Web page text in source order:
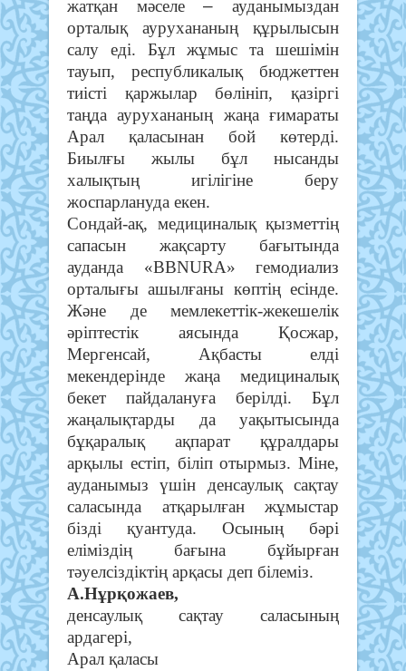
жатқан мәселе–ауданымыздан
орталық аурухананың құрылысын
салу еді. Бұл жұмыс та шешімін
тауып, республикалық бюджеттен
тиісті қаржылар бөлініп, қазіргі
таңда аурухананың жаңа ғимараты
Арал қаласынан бой көтерді.
Биылғы жылы бұл нысанды
халықтың игілігіне беру
жоспарлануда екен.
Сондай-ақ, медициналық қызметтің
сапасын жақсарту бағытында
ауданда «ВВNURA» гемодиализ
орталығы ашылғаны көптің есінде.
Және де мемлекеттік-жекешелік
әріптестік аясында Қосжар,
Мергенсай, Ақбасты елді
мекендерінде жаңа медициналық
бекет пайдалануға берілді. Бұл
жаңалықтарды да уақытысында
бұқаралық ақпарат құралдары
арқылы естіп, біліп отырмыз. Міне,
ауданымыз үшін денсаулық сақтау
саласында атқарылған жұмыстар
бізді қуантуда. Осының бәрі
еліміздің бағына бұйырған
тәуелсіздіктің арқасы деп білеміз.
А.Нұрқожаев,
денсаулық сақтау саласының
ардагері,
Арал қаласы